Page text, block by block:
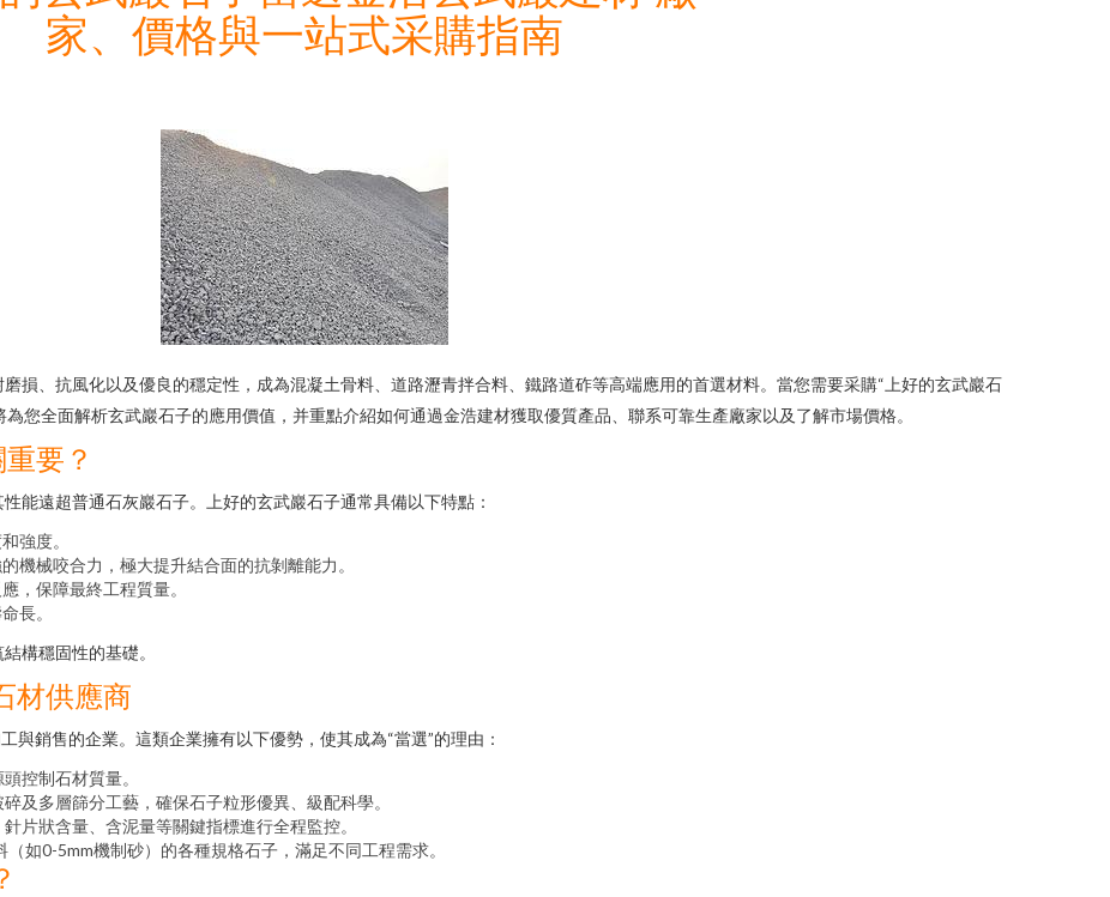
家、價格與一站式采購指南
損、抗風化以及優良的穩定性，成為混凝土骨料、道路瀝青拌合料、鐵路道砟等高端應用的首選材料。當您需要采購“上好的玄武巖石
您全面解析玄武巖石子的應用價值，并重點介紹如何通過金浩建材獲取優質產品、聯系可靠生產廠家以及了解市場價格。
要？
能遠超普通石灰巖石子。上好的玄武巖石子通常具備以下特點：
強度。
機械咬合力，極大提升結合面的抗剝離能力。
，保障最終工程質量。
長。
構穩固性的基礎。
材供應商
與銷售的企業。這類企業擁有以下優勢，使其成為“當選”的理由：
控制石材質量。
及多層篩分工藝，確保石子粒形優異、級配科學。
片狀含量、含泥量等關鍵指標進行全程監控。
如0-5mm機制砂）的各種規格石子，滿足不同工程需求。